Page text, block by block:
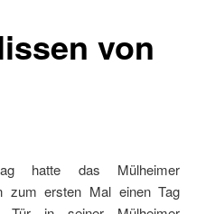
von
hatte das Mülheimer
zum ersten Mal einen Tag